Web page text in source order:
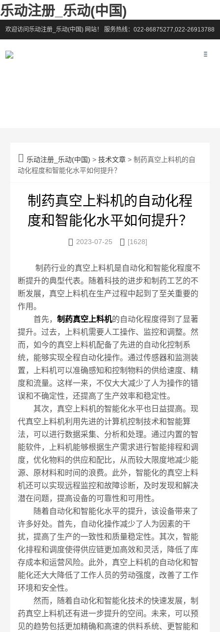
乐动注册_乐动(中国)
欢迎访问乐动注册_乐动(中国) 网站！ 服务热线：022-86875277,022-26913788
 乐动注册_乐动(中国) >技术文章 > 制药真空上料机的自
动化程度和智能化水平如何提升？
制药真空上料机的自动化程
度和智能化水平如何提升？
 2023-07-25  [1628]
制药行业的真空上料机是自动化和智能化程度不
断提升的典型代表。随着科技的进步和制药工艺的不
断发展，真空上料机在生产过程中起到了至关重要的
作用。
首先，制药真空上料机的自动化程度得到了显著
提升。过去，上料机需要人工操作、监控和调整。然
而，如今的真空上料机配备了先进的自动化控制系
统，能够实现全程自动化操作。通过传感器和监测装
置，上料机可以准确感知和控制物料的供给速度、精
度和流量。这样一来，不仅大大减少了人为操作的错
误和不确定性，还提高了生产效率和稳定性。
其次，真空上料机的智能化水平也日益提高。现
代真空上料机利用先进的计算机控制技术和智能算
法，可以进行数据采集、分析和处理。通过内置的智
能软件，上料机能够根据生产需求进行智能排程和调
度，优化物料的供应和配比，从而较大限度地减少能
源、原材料和时间的浪费。此外，智能化的真空上料
机还可以实现远程监控和故障诊断，及时发现和解决
潜在问题，提高设备的可靠性和可用性。
随着自动化和智能化水平的提升，该设备带来了
许多好处。首先，自动化操作减少了人为因素的干
扰，提高了生产的一致性和质量稳定性。其次，智能
化排程和调度使得供应链更加高效和灵活，降低了库
存成本和运营风险。此外，真空上料机的自动化和智
能化还大大降低了工作人员的劳动强度，改善了工作
环境和安全性。
然而，随着自动化和智能化技术的快速发展，制
药真空上料机还有进一步提升的空间。未来，可以预
见的趋势包括更加精确和高速的供料系统、更智能和